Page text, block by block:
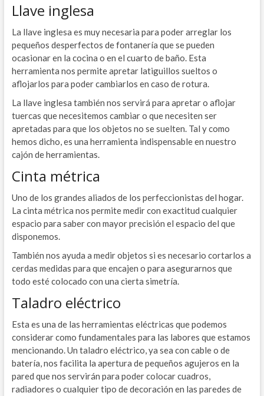
Llave inglesa
La llave inglesa es muy necesaria para poder arreglar los
pequeños desperfectos de fontanería que se pueden
ocasionar en la cocina o en el cuarto de baño. Esta
herramienta nos permite apretar latiguillos sueltos o
aflojarlos para poder cambiarlos en caso de rotura.
La llave inglesa también nos servirá para apretar o aflojar
tuercas que necesitemos cambiar o que necesiten ser
apretadas para que los objetos no se suelten. Tal y como
hemos dicho, es una herramienta indispensable en nuestro
cajón de herramientas.
Cinta métrica
Uno de los grandes aliados de los perfeccionistas del hogar.
La cinta métrica nos permite medir con exactitud cualquier
espacio para saber con mayor precisión el espacio del que
disponemos.
También nos ayuda a medir objetos si es necesario cortarlos a
cerdas medidas para que encajen o para asegurarnos que
todo esté colocado con una cierta simetría.
Taladro eléctrico
Esta es una de las herramientas eléctricas que podemos
considerar como fundamentales para las labores que estamos
mencionando. Un taladro eléctrico, ya sea con cable o de
batería, nos facilita la apertura de pequeños agujeros en la
pared que nos servirán para poder colocar cuadros,
radiadores o cualquier tipo de decoración en las paredes de